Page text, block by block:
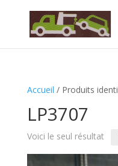
Accueil / Produits
LP3707
Voici le seul résultat